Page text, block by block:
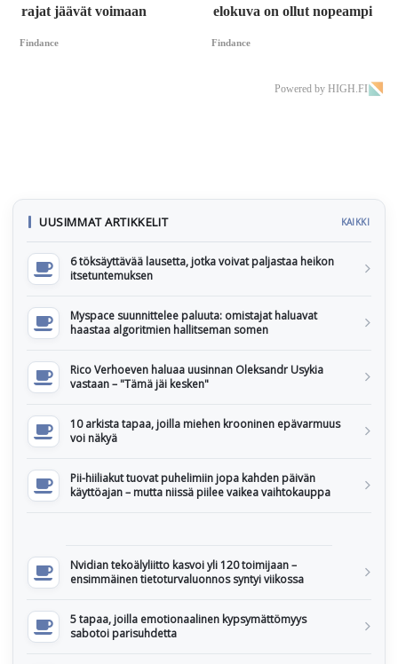
rajat jäävät voimaan
Findance
elokuva on ollut nopeampi
Findance
Powered by HIGH.FI
UUSIMMAT ARTIKKELIT KAIKKI
6 töksäyttävää lausetta, jotka voivat paljastaa heikon
itsetuntemuksen
Myspace suunnittelee paluuta: omistajat haluavat
haastaa algoritmien hallitseman somen
Rico Verhoeven haluaa uusinnan Oleksandr Usykia
vastaan – "Tämä jäi kesken"
10 arkista tapaa, joilla miehen krooninen epävarmuus
voi näkyä
Pii-hiiliakut tuovat puhelimiin jopa kahden päivän
käyttöajan – mutta niissä piilee vaikea vaihtokauppa
Nvidian tekoälyliitto kasvoi yli 120 toimijaan –
ensimmäinen tietoturvaluonnos syntyi viikossa
5 tapaa, joilla emotionaalinen kypsymättömyys
sabotoi parisuhdetta